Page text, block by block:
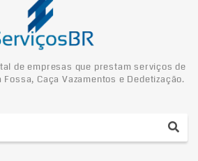
de empresas que prestam serviços de
Caça Vazamentos e Dedetização.